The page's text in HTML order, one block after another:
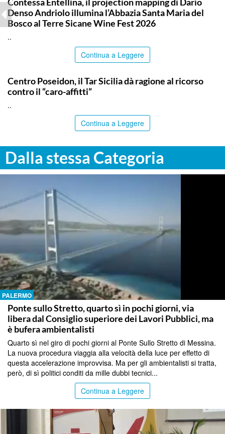
Denso Andriolo illumina l’Abbazia Santa Maria del
Bosco al Terre Sicane Wine Fest 2026
..
Continua a Leggere
Centro Poseidon, il Tar Sicilia dà ragione al ricorso
contro il “caro-affitti”
..
Continua a Leggere
Dalla stessa Categoria
PALERMO
Ponte sullo Stretto, quarto sì in pochi giorni, via
libera dal Consiglio superiore dei Lavori Pubblici, ma
è bufera ambientalisti
Quarto sì nel giro di pochi giorni al Ponte Sullo Stretto di Messina.
La nuova procedura viaggia alla velocità della luce per effetto di
questa accelerazione improvvisa. Ma per gli ambientalisti si tratta,
però, di sì politici conditi da mille dubbi tecnici...
Continua a Leggere